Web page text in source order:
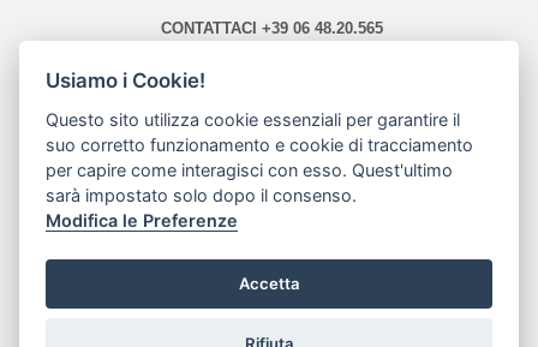
CONTATTACI +39 06 48.20.565
orari 10,40 - 13,30 / 14,00 - 19,30
Usiamo i Cookie!
Questo sito utilizza cookie essenziali per garantire il
suo corretto funzionamento e cookie di tracciamento
per capire come interagisci con esso. Quest'ultimo
sarà impostato solo dopo il consenso.
Modifica le Preferenze
Accetta
Rifiuta